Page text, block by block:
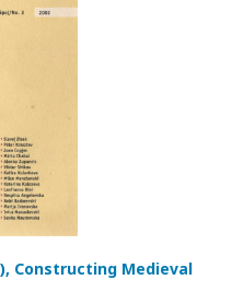
Constructing Medieval